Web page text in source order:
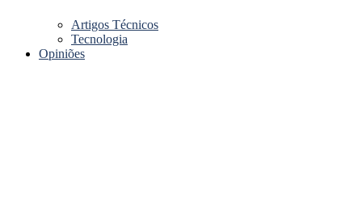
Artigos Técnicos
Tecnologia
Opiniões